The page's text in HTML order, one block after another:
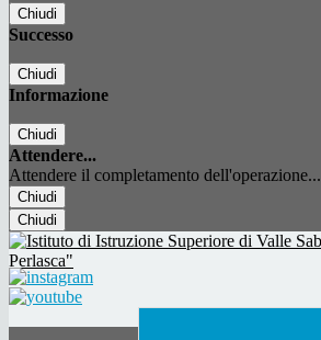
Chiudi
Successo
Chiudi
Informazione
Chiudi
Attendere...
Attendere il completamento dell'operazione...
Chiudi
Chiudi